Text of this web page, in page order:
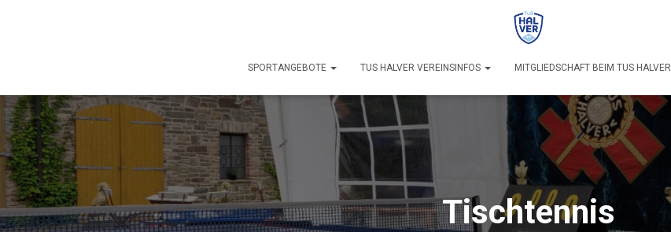
SPORTANGEBOTE TUS HALVER VEREINSINFOS MITGLIEDSCHAFT BEIM TUS HALVER
Tischtennis